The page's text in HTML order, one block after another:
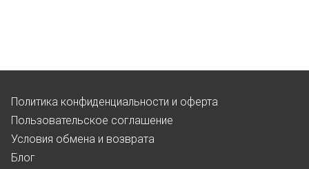
Политика конфиденциальности и оферта
Пользовательское соглашение
Условия обмена и возврата
Блог